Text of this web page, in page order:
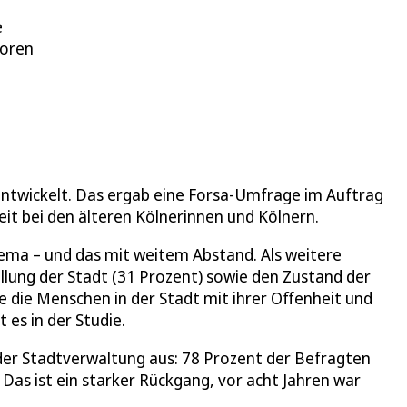
Das ergab eine Forsa-Umfrage im Auftrag
bei den älteren Kölnerinnen und Kölnern.
– und das mit weitem Abstand. Als weitere
der Stadt (31 Prozent) sowie den Zustand der
die Menschen in der Stadt mit ihrer Offenheit und
es in der Studie.
Stadtverwaltung aus: 78 Prozent der Befragten
ist ein starker Rückgang, vor acht Jahren war